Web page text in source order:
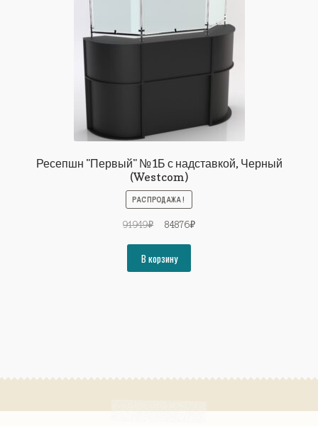
Ресепшн "Первый" №1Б с надставкой, Черный
(Westcom)
РАСПРОДАЖА!
91949₽
Первоначальная
составляла
91949₽.
84876₽Текущая
В корзину